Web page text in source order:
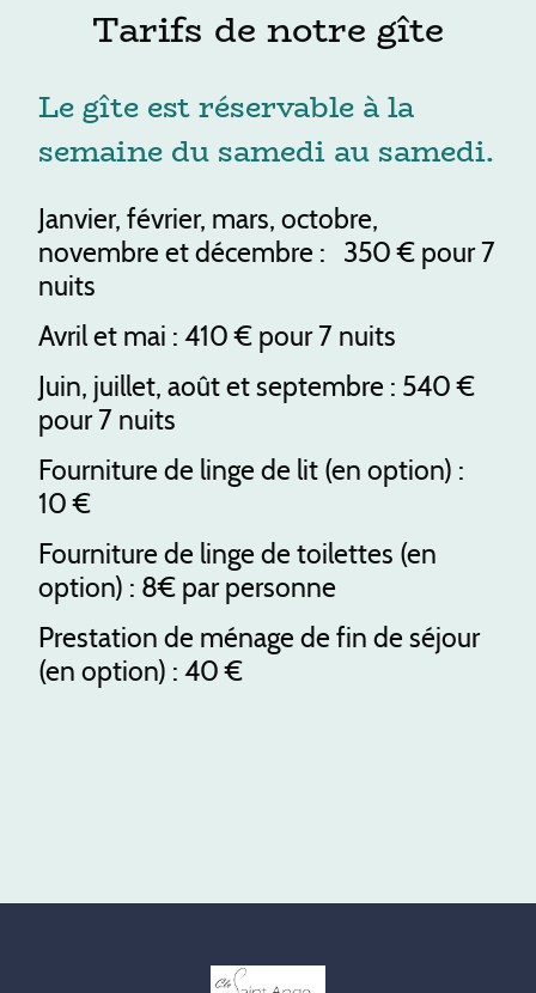
Tarifs de notre gîte
Le gîte est réservable à la
semaine du samedi au samedi.
Janvier, février, mars, octobre,
novembre et décembre : 350 € pour 7
nuits
Avril et mai : 410 € pour 7 nuits
Juin, juillet, août et septembre : 540 €
pour 7 nuits
Fourniture de linge de lit (en option) :
10 €
Fourniture de linge de toilettes (en
option) : 8€ par personne
Prestation de ménage de fin de séjour
(en option) : 40 €